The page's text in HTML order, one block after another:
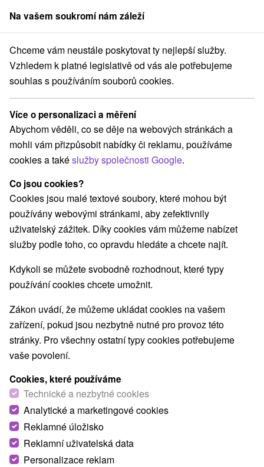
člen skupinySorger
Pobyty na Slovensku Wellness pobyty s polopenzí Košický kraj
Wellness pobyty s polopenzí
Košický kraj
Kategorie
Všechny kategorie
Pobyty v akci(2)
Wellness pobyty(5)
Romantické pobyty(1) Pobyty pro seniory(2)
Rodinné pobyty(3)
Vyberte lokalitu nebo termín
Nejprodávanější
Obce a města
Kaluža(2) Štós
VŠECHNY TOP - NEJPRODÁVANĚJŠÍ
Akcia
Na vašem soukromí nám záleží
Chceme vám neustále poskytovat ty nejlepší služby.
Vzhledem k platné legislativě od vás ale potřebujeme
souhlas s používáním souborů cookies.
Více o personalizaci a měření
Abychom věděli, co se děje na webových stránkách a
mohli vám přizpůsobit nabídky či reklamu, používáme
cookies a takéslužby společnosti Google.
Co jsou cookies?
Cookies jsou malé textové soubory, které mohou být
používány webovými stránkami, aby zefektivnily
uživatelský zážitek. Díky cookies vám můžeme nabízet
služby podle toho, co opravdu hledáte a chcete najít.
Kdykoli se můžete svobodně rozhodnout, které typy
používání cookies chcete umožnit.
Zákon uvádí, že můžeme ukládat cookies na vašem
zařízení, pokud jsou nezbytně nutné pro provoz této
stránky. Pro všechny ostatní typy cookies potřebujeme
vaše povolení.
Cookies, které používáme
Technické a nezbytné cookies
Analytické a marketingové cookies
Reklamné úložisko
Reklamní uživatelská data
Personalizace reklam